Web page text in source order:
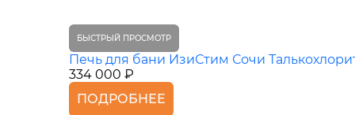
БЫСТРЫЙ ПРОСМОТР
Печь для бани ИзиСтим Сочи
334 000 ₽
ПОДРОБНЕЕ